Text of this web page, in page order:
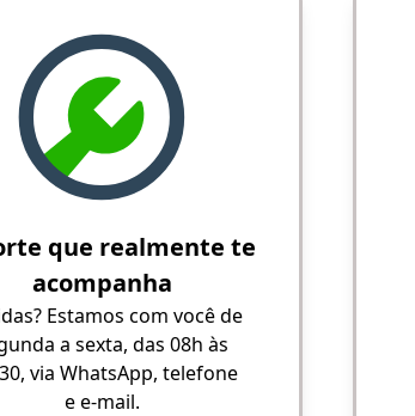
que realmente te
acompanha
Estamos com você de
a sexta, das 08h às
via WhatsApp, telefone
e e-mail.